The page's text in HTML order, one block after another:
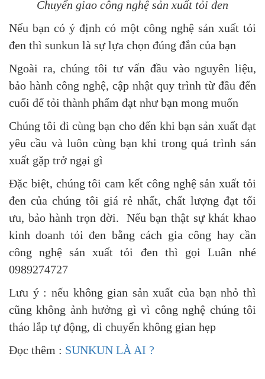
Chuyển giao công nghệ sản xuất tỏi đen
Nếu bạn có ý định có một công nghệ sản xuất tỏi
đen thì sunkun là sự lựa chọn đúng đắn của bạn
Ngoài ra, chúng tôi tư vấn đầu vào nguyên liệu,
bảo hành công nghệ, cập nhật quy trình từ đầu đến
cuối để tỏi thành phẩm đạt như bạn mong muốn
Chúng tôi đi cùng bạn cho đến khi bạn sản xuất đạt
yêu cầu và luôn cùng bạn khi trong quá trình sản
xuất gặp trở ngại gì
Đặc biệt, chúng tôi cam kết công nghệ sản xuất tỏi
đen của chúng tôi giá rẻ nhất, chất lượng đạt tối
ưu, bảo hành trọn đời. Nếu bạn thật sự khát khao
kinh doanh tỏi đen bằng cách gia công hay cần
công nghệ sản xuất tỏi đen thì gọi Luân nhé
0989274727
Lưu ý : nếu không gian sản xuất của bạn nhỏ thì
cũng không ảnh hưởng gì vì công nghệ chúng tôi
tháo lắp tự động, di chuyển không gian hẹp
Đọc thêm : SUNKUN LÀ AI ?